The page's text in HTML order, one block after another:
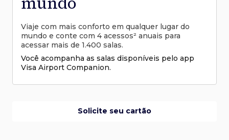
Viaje com mais conforto em qualquer lugar do
mundo e conte com 4 acessos² anuais para
acessar mais de 1.400 salas.
Você acompanha as salas disponíveis pelo app
Visa Airport Companion.
Solicite seu cartão